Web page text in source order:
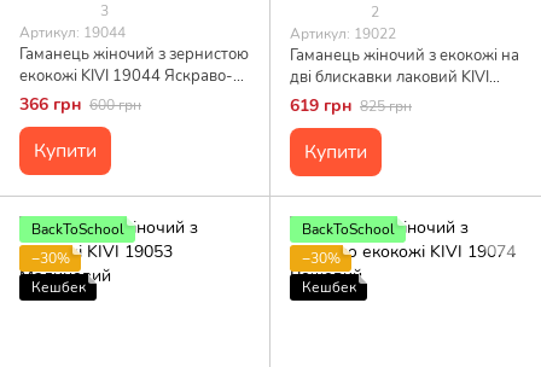
3
Артикул: 19044
Гаманець жіночий з зернистою
екокожі KIVI 19044 Яскраво-
червоний
366 грн 600 грн
Купити
2
Артикул: 19022
Гаманець жіночий з екокожі на
дві блискавки лаковий KIVI
Хамелеон 19022 Синій
619 грн 825 грн
Купити
BackToSchool
−30%
Кешбек
BackToSchool
−30%
Кешбек